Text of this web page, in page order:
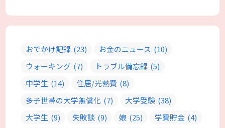
おでかけ記録 (23) お金のニュース (10)
ウォーキング (7) トラブル備忘録 (5)
中学生 (14) 住居/光熱費 (8)
多子世帯の大学無償化 (7) 大学受験 (38)
大学生 (9) 失敗談 (9) 娘 (25) 学費貯金 (4)